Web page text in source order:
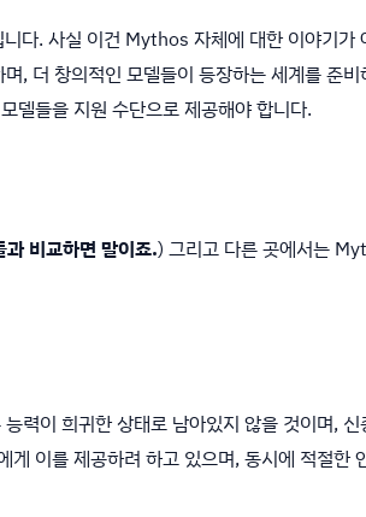
다. 사실 이건 Mythos 자체에 대한 이야기
, 더 창의적인 모델들이 등장하는 세계를 준
델들을 지원 수단으로 제공해야 합니다.
비교하면 말이죠.) 그리고 다른 곳에서는
이 희귀한 상태로 남아있지 않을 것이며, 신
이를 제공하려 하고 있으며, 동시에 적절한